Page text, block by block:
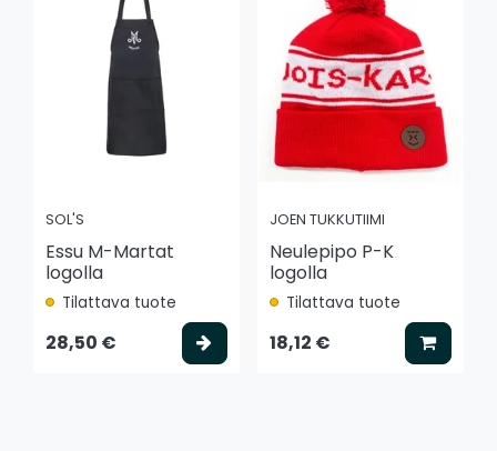
SOL'S
Essu M-Martat
logolla
Tilattava tuote
28,50 € Valitse vaihtoehto
JOEN TUKKUTIIMI
Neulepipo P-K
logolla
Tilattava tuote
18,12 € Lisää